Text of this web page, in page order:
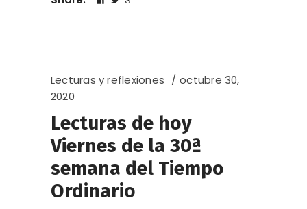
Lecturas y reflexiones
octubre 30,
2020
Lecturas de hoy
Viernes de la 30ª
semana del Tiempo
Ordinario